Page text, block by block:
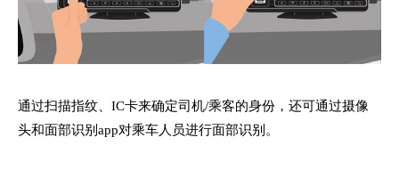
通过扫描指纹、IC卡来确定司机/乘客的身份，还可通过摄像
头和面部识别app对乘车人员进行面部识别。